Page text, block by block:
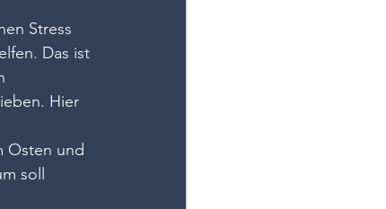
Stress
Das ist
Hier
Osten und
soll